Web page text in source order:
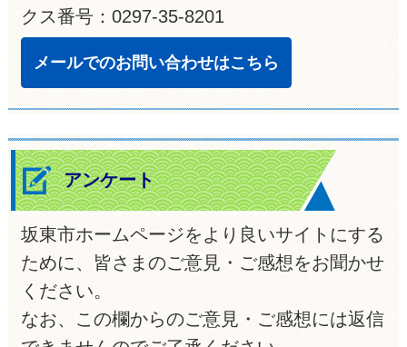
クス番号：0297-35-8201
メールでのお問い合わせはこちら
アンケート
坂東市ホームページをより良いサイトにする
ために、皆さまのご意見・ご感想をお聞かせ
ください。
なお、この欄からのご意見・ご感想には返信